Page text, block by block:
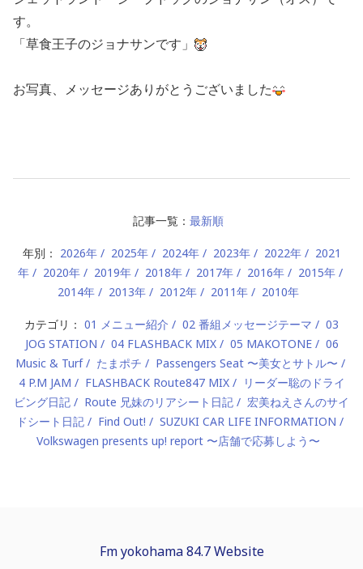
す。
「草食王子のジョナサンです」
お写真、メッセージありがとうございました
記事一覧： 最新順
年別： 2026年 2025年 2024年 2023年 2022年
2021
年
2020年 2019年 2018年 2017年 2016年
2015年
2014年
2013年 2012年 2011年 2010年
カテゴリ： 01 メニュー紹介 02 番組メッセージテーマ
03
JOG STATION
04 FLASHBACK MIX 05 MAKOTONE
06
Music & Turf
たまポチ
Passengers Seat 〜美女とサトル〜
4 P.M JAM
FLASHBACK Route847 MIX
リーダー聡のドライ
ビング日記
Route 兄妹のリアシート日記
宏美ねえさんのサイ
ドシート日記
Find Out!
SUZUKI CAR LIFE INFORMATION
Volkswagen presents up! report 〜店舗で応募しよう〜
Fm yokohama 84.7 Website